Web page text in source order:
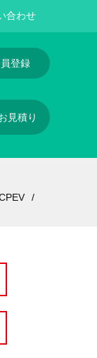
合わせ
登録
見積り